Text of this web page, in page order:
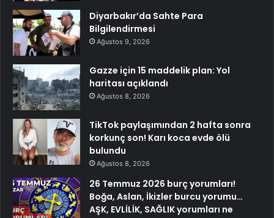
Diyarbakır’da Sahte Para
Bilgilendirmesi
Ağustos 9, 2026
Gazze için 15 maddelik plan: Yol
haritası açıklandı
Ağustos 8, 2026
TikTok paylaşımından 2 hafta sonra
korkunç son! Karı koca evde ölü
bulundu
Ağustos 8, 2026
26 Temmuz 2026 burç yorumları!
Boğa, Aslan, İkizler burcu yorumu…
AŞK, EVLİLİK, SAĞLIK yorumları ne